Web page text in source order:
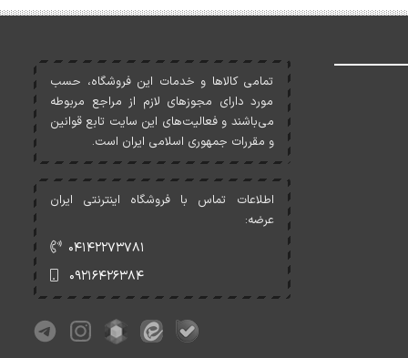
تمامی کالاها و خدمات اين فروشگاه، حسب
مورد دارای مجوزهای لازم از مراجع مربوطه
می‌باشند و فعاليت‌های اين سايت تابع قوانين
و مقررات جمهوری اسلامی ايران است.
اطلاعات تماس با فروشگاه اینترنتی ایران
عرضه:
۰۴۱۴۲۲۷۳۷۸۱
۰۹۲۱۶۴۲۶۳۸۴